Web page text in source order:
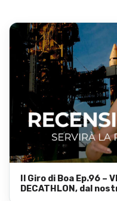
Il Giro di Boa Ep.96 –
DECATHLON, dal